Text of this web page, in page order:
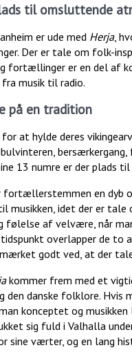
til omsluttende
er ude med Herja,
Der er tale om folk-
fortællinger er en del af
musik til radio.
på en tradition
at hylde deres
13 numre er der
fortællerstemmen en
musikken, idet der er
følelse af velvære, når
overlapper de to
godt ved, at der
kommer frem med et
den danske folklore. Hvis
konceptet og
sig fuld i Valhalla
sine værter, og en lang